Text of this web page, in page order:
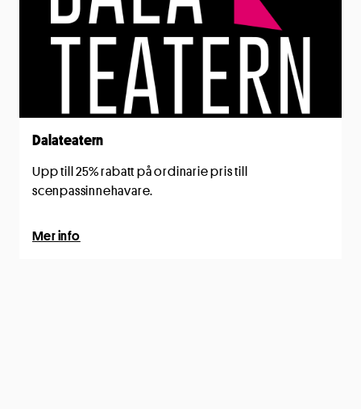
Dalateatern
Upp till 25% rabatt på ordinarie pris till
scenpassinnehavare.
Mer info